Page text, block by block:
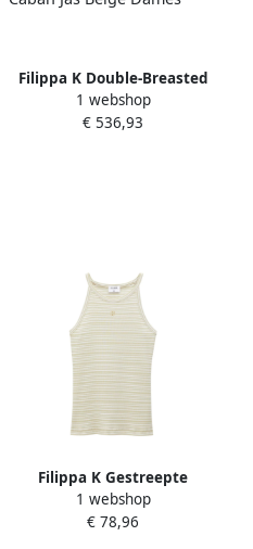
Filippa K Double-Breasted
Wol Cashmere Caban Jas
Beige Dames
1 webshop
€ 536,93
Filippa K Gestreepte
Biologisch Katoenen
Haltertop Beige Dames
1 webshop
€ 78,96